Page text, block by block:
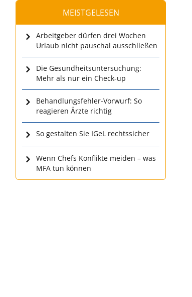
MEISTGELESEN
Arbeitgeber dürfen drei Wochen
Urlaub nicht pauschal ausschließen
Die Gesundheitsuntersuchung:
Mehr als nur ein Check-up
Behandlungsfehler-Vorwurf: So
reagieren Ärzte richtig
So gestalten Sie IGeL rechtssicher
Wenn Chefs Konflikte meiden – was
MFA tun können